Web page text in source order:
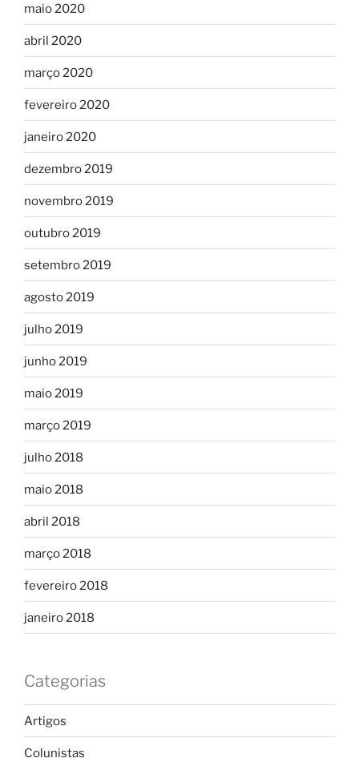
maio 2020
abril 2020
março 2020
fevereiro 2020
janeiro 2020
dezembro 2019
novembro 2019
outubro 2019
setembro 2019
agosto 2019
julho 2019
junho 2019
maio 2019
março 2019
julho 2018
maio 2018
abril 2018
março 2018
fevereiro 2018
janeiro 2018
Categorias
Artigos
Colunistas